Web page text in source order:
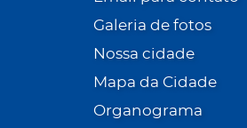
Galeria de fotos
Nossa cidade
Mapa da Cidade
Organograma